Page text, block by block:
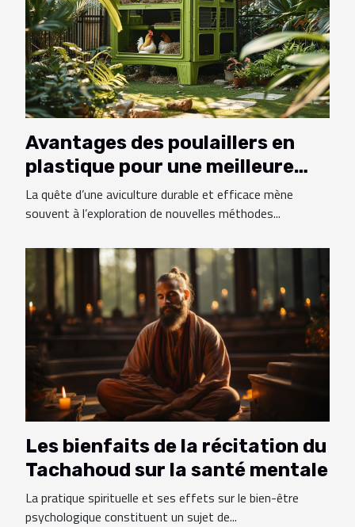
Avantages des poulaillers en
plastique pour une meilleure
santé des poules
La quête d’une aviculture durable et efficace mène
souvent à l’exploration de nouvelles méthodes...
Les bienfaits de la récitation du
Tachahoud sur la santé mentale
La pratique spirituelle et ses effets sur le bien-être
psychologique constituent un sujet de...